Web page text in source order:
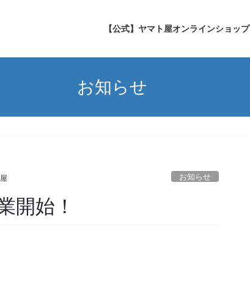
【公式】ヤマト屋オンラインショップ
お知らせ
お知らせ
開始！